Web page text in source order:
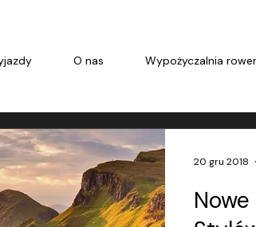
O nas Wypożyczalnia
20 gru 2018